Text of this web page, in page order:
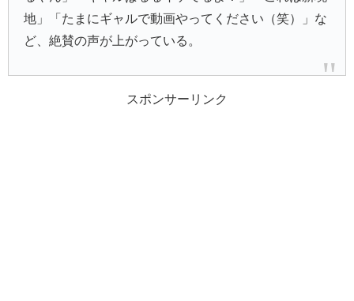
地」「たまにギャルで動画やってください（笑）」な
ど、絶賛の声が上がっている。
スポンサーリンク